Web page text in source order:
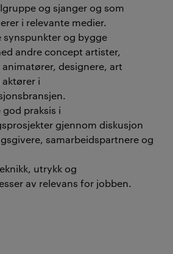
og sjanger og som
i relevante medier.
synspunkter og bygge
andre concept artister,
designere, art
i
praksis i
gjennom diskusjon
samarbeidspartnere og
utrykk og
av relevans for jobben.